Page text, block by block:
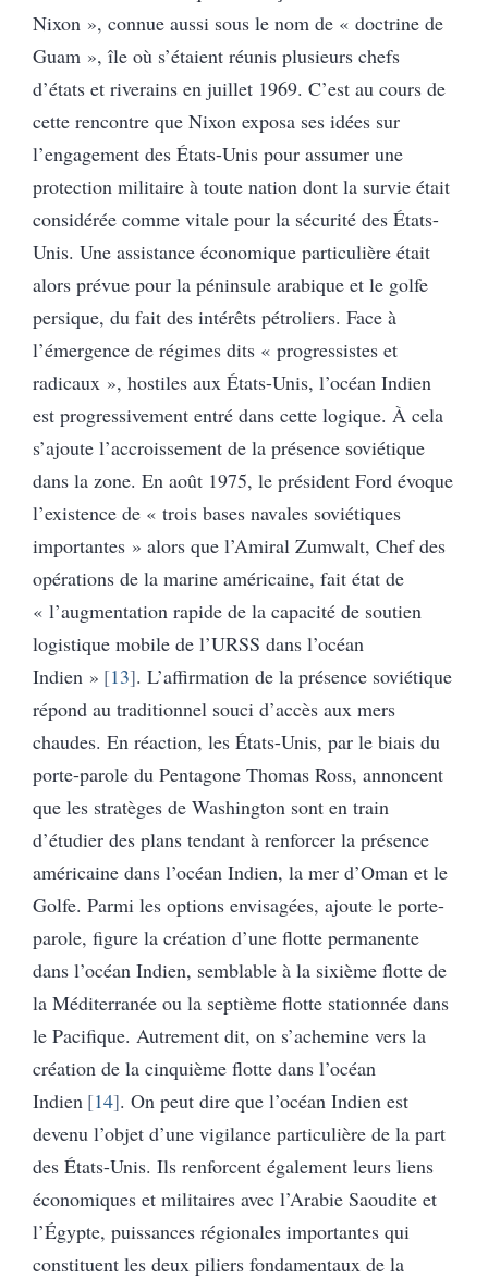
Nixon », connue aussi sous le nom de « doctrine de
Guam », île où s’étaient réunis plusieurs chefs
d’états et riverains en juillet 1969. C’est au cours de
cette rencontre que Nixon exposa ses idées sur
l’engagement des États-Unis pour assumer une
protection militaire à toute nation dont la survie était
considérée comme vitale pour la sécurité des États-
Unis. Une assistance économique particulière était
alors prévue pour la péninsule arabique et le golfe
persique, du fait des intérêts pétroliers. Face à
l’émergence de régimes dits « progressistes et
radicaux », hostiles aux États-Unis, l’océan Indien
est progressivement entré dans cette logique. À cela
s’ajoute l’accroissement de la présence soviétique
dans la zone. En août 1975, le président Ford évoque
l’existence de « trois bases navales soviétiques
importantes » alors que l’Amiral Zumwalt, Chef des
opérations de la marine américaine, fait état de
« l’augmentation rapide de la capacité de soutien
logistique mobile de l’URSS dans l’océan
Indien » 13 . L’affirmation de la présence soviétique
répond au traditionnel souci d’accès aux mers
chaudes. En réaction, les États-Unis, par le biais du
porte-parole du Pentagone Thomas Ross, annoncent
que les stratèges de Washington sont en train
d’étudier des plans tendant à renforcer la présence
américaine dans l’océan Indien, la mer d’Oman et le
Golfe. Parmi les options envisagées, ajoute le porte-
parole, figure la création d’une flotte permanente
dans l’océan Indien, semblable à la sixième flotte de
la Méditerranée ou la septième flotte stationnée dans
le Pacifique. Autrement dit, on s’achemine vers la
création de la cinquième flotte dans l’océan
Indien 14 . On peut dire que l’océan Indien est
devenu l’objet d’une vigilance particulière de la part
des États-Unis. Ils renforcent également leurs liens
économiques et militaires avec l’Arabie Saoudite et
l’Égypte, puissances régionales importantes qui
constituent les deux piliers fondamentaux de la